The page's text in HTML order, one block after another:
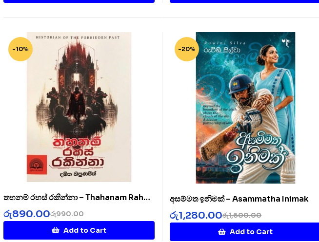
-10%
තහනම් රහස් රකින්නා – Thahanam Rahas
Rakinnaa
රු990.00
රු890.00
Add to Cart
-20%
අසම්මත ඉනිමක් – Asammatha Inimak
රු1,600.00
රු1,280.00
Add to Cart